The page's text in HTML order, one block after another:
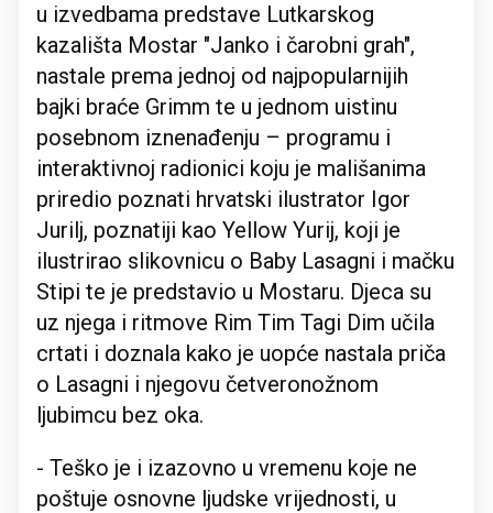
u izvedbama predstave Lutkarskog
kazališta Mostar "Janko i čarobni grah",
nastale prema jednoj od najpopularnijih
bajki braće Grimm te u jednom uistinu
posebnom iznenađenju – programu i
interaktivnoj radionici koju je mališanima
priredio poznati hrvatski ilustrator Igor
Jurilj, poznatiji kao Yellow Yurij, koji je
ilustrirao slikovnicu o Baby Lasagni i mačku
Stipi te je predstavio u Mostaru. Djeca su
uz njega i ritmove Rim Tim Tagi Dim učila
crtati i doznala kako je uopće nastala priča
o Lasagni i njegovu četveronožnom
ljubimcu bez oka.
- Teško je i izazovno u vremenu koje ne
poštuje osnovne ljudske vrijednosti, u